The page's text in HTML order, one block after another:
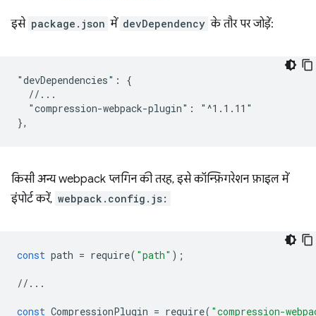
इसे package.json में devDependency के तौर पर जोड़ें:
"devDependencies": {
  //...
  "compression-webpack-plugin": "^1.1.11"
किसी अन्य webpack प्लगिन की तरह, इसे कॉन्फ़िगरेशन फ़ाइल में
इंपोर्ट करें, webpack.config.js:
const path = require( "path" );
//...
const CompressionPlugin = require( "compression-